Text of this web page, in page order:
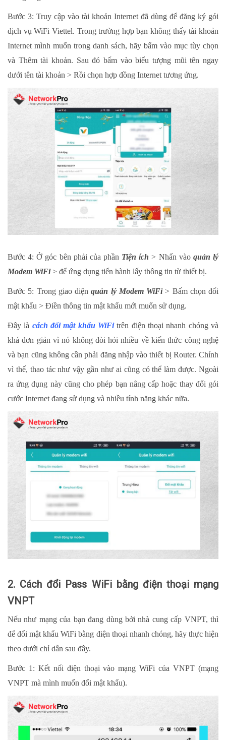
Bước 3: Truy cập vào tài khoản Internet đã dùng để đăng ký gói
dịch vụ WiFi Viettel. Trong trường hợp bạn không thấy tài khoản
Internet mình muốn trong danh sách, hãy bấm vào mục tùy chọn
và Thêm tài khoản. Sau đó bấm vào biểu tượng mũi tên ngay
dưới tên tài khoản > Rồi chọn hợp đồng Internet tương ứng.
Bước 4: Ở góc bên phải của phần Tiện ích > Nhấn vào quản lý
Modem WiFi> để ứng dụng tiến hành lấy thông tin từ thiết bị.
Bước 5: Trong giao diệnquản lý Modem WiFi> Bấm chọn đổi
mật khẩu > Điền thông tin mật khẩu mới muốn sử dụng.
Đây là cách đổi mật khẩu WiFitrên điện thoại nhanh chóng và
khá đơn giản vì nó không đòi hỏi nhiều về kiến thức công nghệ
và bạn cũng không cần phải đăng nhập vào thiết bị Router. Chính
vì thế, thao tác như vậy gần như ai cũng có thể làm được. Ngoài
ra ứng dụng này cũng cho phép bạn nâng cấp hoặc thay đổi gói
cước Internet đang sử dụng và nhiều tính năng khác nữa.
2. Cách đổi Pass WiFi bằng điện thoại mạng
VNPT
Nếu như mạng của bạn đang dùng bởi nhà cung cấp VNPT, thì
để đổi mật khẩu WiFi bằng điện thoại nhanh chóng, hãy thực hiện
theo dưới chỉ dẫn sau đây.
Bước 1: Kết nối điện thoại vào mạng WiFi của VNPT (mạng
VNPT mà mình muốn đổi mật khẩu).